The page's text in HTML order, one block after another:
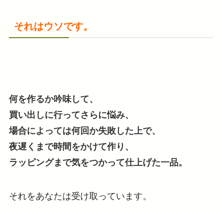
それはウソです。
何を作るか吟味して、
買い出しに行ってさらに悩み、
場合によっては何回か失敗した上で、
夜遅くまで時間をかけて作り、
ラッピングまで気をつかって仕上げた一品。
それをあなたは受け取っています。